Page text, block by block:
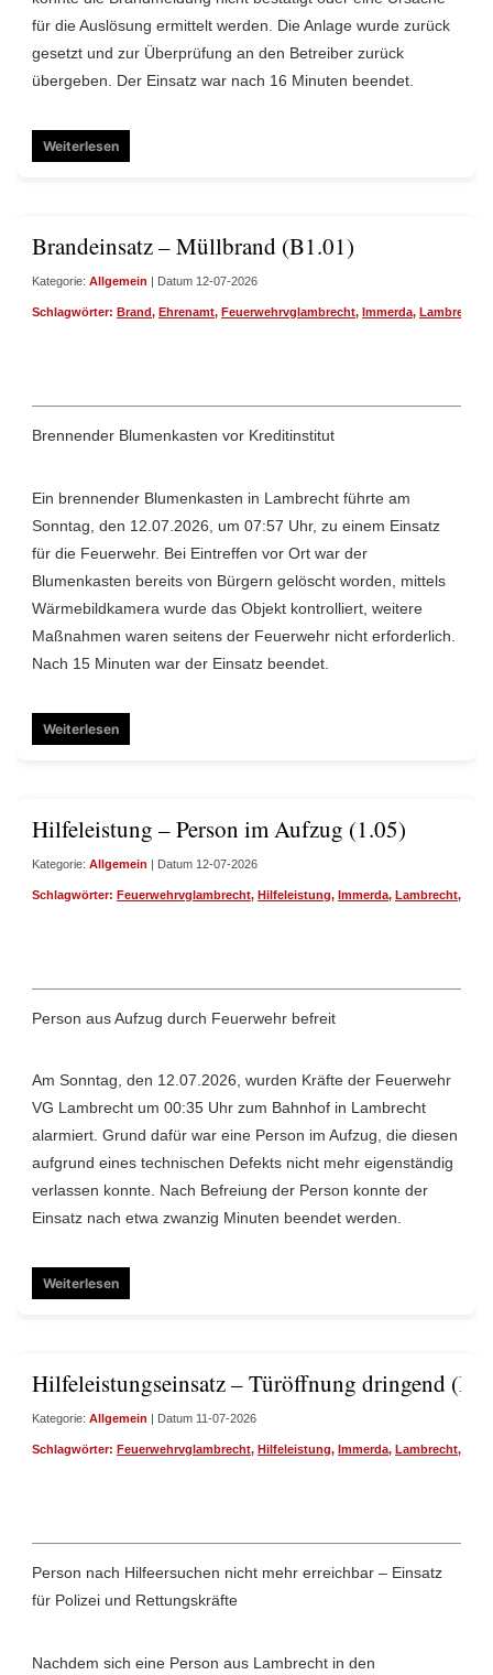
für die Auslösung ermittelt werden. Die Anlage wurde zurück
gesetzt und zur Überprüfung an den Betreiber zurück
übergeben. Der Einsatz war nach 16 Minuten beendet.
Weiterlesen
Brandeinsatz – Müllbrand (B1.01)
Kategorie: Allgemein | Datum 12-07-2026
Schlagwörter: Brand, Ehrenamt, Feuerwehrvglambrecht, Immerda, Lambrecht
Brennender Blumenkasten vor Kreditinstitut
Ein brennender Blumenkasten in Lambrecht führte am
Sonntag, den 12.07.2026, um 07:57 Uhr, zu einem Einsatz
für die Feuerwehr. Bei Eintreffen vor Ort war der
Blumenkasten bereits von Bürgern gelöscht worden, mittels
Wärmebildkamera wurde das Objekt kontrolliert, weitere
Maßnahmen waren seitens der Feuerwehr nicht erforderlich.
Nach 15 Minuten war der Einsatz beendet.
Weiterlesen
Hilfeleistung – Person im Aufzug (1.05)
Kategorie: Allgemein | Datum 12-07-2026
Schlagwörter: Feuerwehrvglambrecht, Hilfeleistung, Immerda, Lambrecht,
Person aus Aufzug durch Feuerwehr befreit
Am Sonntag, den 12.07.2026, wurden Kräfte der Feuerwehr
VG Lambrecht um 00:35 Uhr zum Bahnhof in Lambrecht
alarmiert. Grund dafür war eine Person im Aufzug, die diesen
aufgrund eines technischen Defekts nicht mehr eigenständig
verlassen konnte. Nach Befreiung der Person konnte der
Einsatz nach etwa zwanzig Minuten beendet werden.
Weiterlesen
Hilfeleistungseinsatz – Türöffnung dringend
Kategorie: Allgemein | Datum 11-07-2026
Schlagwörter: Feuerwehrvglambrecht, Hilfeleistung, Immerda, Lambrecht,
Person nach Hilfeersuchen nicht mehr erreichbar – Einsatz
für Polizei und Rettungskräfte
Nachdem sich eine Person aus Lambrecht in den